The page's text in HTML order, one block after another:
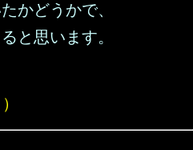
かどうかで、
と思います。
）